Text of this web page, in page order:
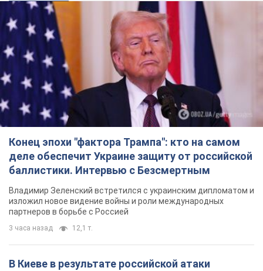
Конец эпохи "фактора Трампа": кто на самом
деле обеспечит Украине защиту от российской
баллистики. Интервью с Безсмертным
Владимир Зеленский встретился с украинским дипломатом и
изложил новое видение войны и роли международных
партнеров в борьбе с Россией
3 часа назад 12,1 т.
В Киеве в результате российской атаки